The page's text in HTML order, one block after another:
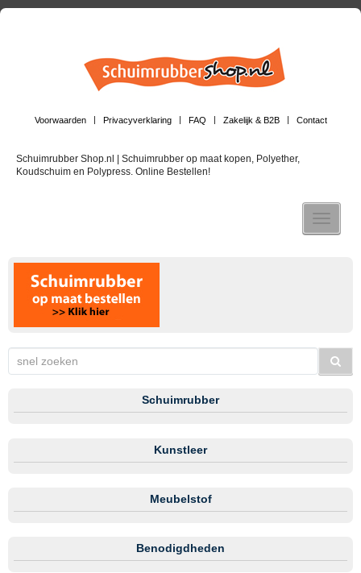
Voorwaarden Privacyverklaring FAQ Zakelijk & B2B Contact
Schuimrubber Shop.nl | Schuimrubber op maat kopen, Polyether,
Koudschuim en Polypress. Online Bestellen!
Toggle
Schuimrubber
Kunstleer
Meubelstof
Benodigdheden